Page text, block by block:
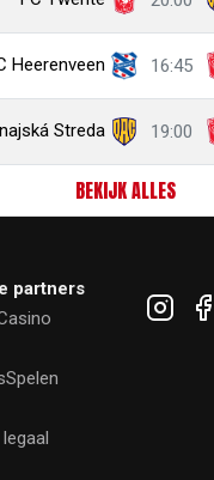
Heerenveen 16:45
Streda 19:00
BEKIJK ALLES
partners